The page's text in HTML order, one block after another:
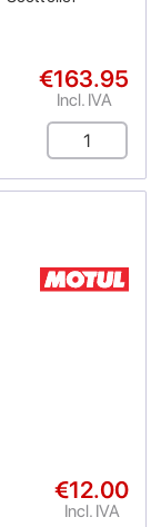
€163.95
Incl. IVA
€12.00
Incl. IVA